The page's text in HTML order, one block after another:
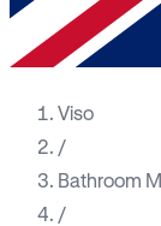
Viso
/
Bathroom
/